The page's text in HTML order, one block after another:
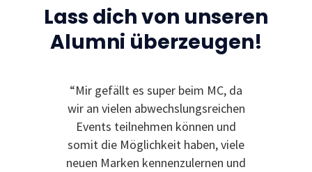
Lass dich von unseren
Alumni überzeugen!
“Mir gefällt es super beim MC, da
wir an vielen abwechslungsreichen
Events teilnehmen können und
somit die Möglichkeit haben, viele
neuen Marken kennenzulernen und